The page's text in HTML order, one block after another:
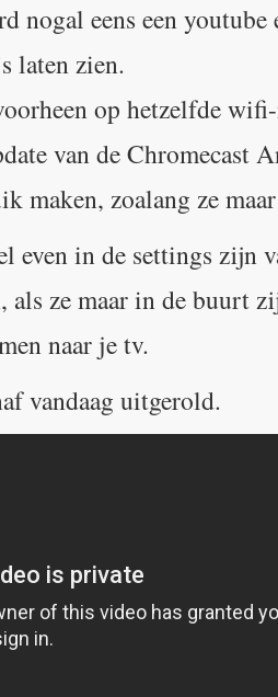
nogal eens een
laten zien.
op hetzelfde
van de Chromecast
maken, zoalang ze
even in de settings zijn
als ze maar in de buurt
naar je tv.
vandaag uitgerold.